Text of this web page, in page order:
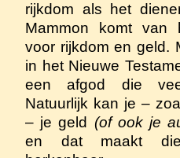
rijkdom als het
Mammon komt van
voor rijkdom en geld.
in het Nieuwe
een afgod die
Natuurlijk kan je –
– je geld (of ook je
en dat maakt